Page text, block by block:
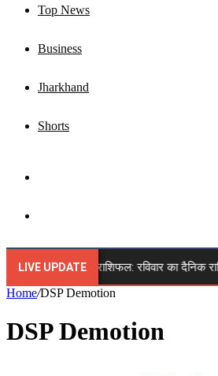
Top News
Business
Jharkhand
Shorts
for
LIVE UPDATE
🔴 9 अगस्त 2026 राशिफल: रविवार का दैनिक
Home/DSP Demotion
DSP Demotion